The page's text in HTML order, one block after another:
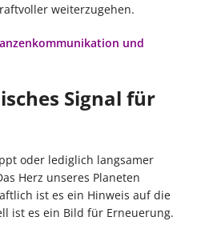
weiterzugehen.
und
Signal für
oder lediglich langsamer
Herz unseres Planeten
ist es ein Hinweis auf die
ist es ein Bild für Erneuerung.